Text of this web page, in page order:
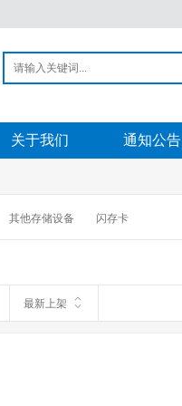
关于我们 通知公告
其他存储设备 闪存卡
最新上架